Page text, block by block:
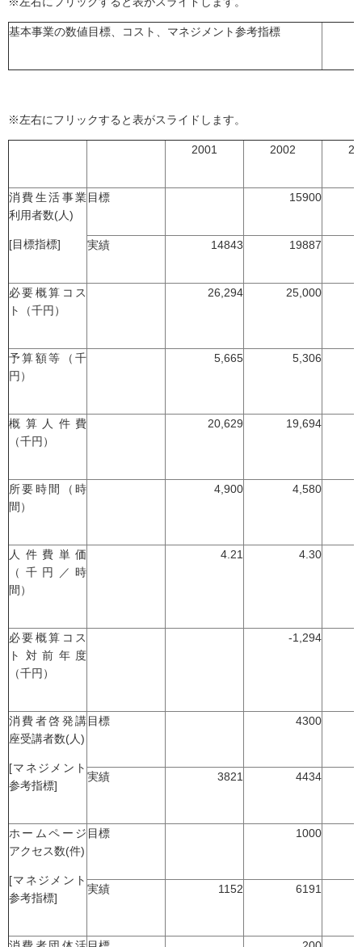
基本事業の数値目標、コスト、マネジメント参考指標
※左右にフリックすると表がスライドします。
2001 2002
消費生活事業
利用者数(人)
[目標指標]
目標 15900
実績 14843 19887
必要概算コス
ト（千円）
26,294 25,000
予算額等（千
円）
5,665 5,306
概算人件費
（千円）
20,629 19,694
所要時間（時
間）
4,900 4,580
人件費単価
（千円／時
間）
4.21 4.30
必要概算コス
ト対前年度
（千円）
-1,294
消費者啓発講
座受講者数(人)
[マネジメント
参考指標]
目標 4300
実績 3821 4434
ホームページ
アクセス数(件)
[マネジメント
参考指標]
目標 1000
実績 1152 6191